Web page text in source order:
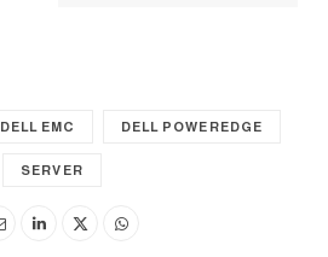
DELL EMC DELL POWEREDGE
SERVER